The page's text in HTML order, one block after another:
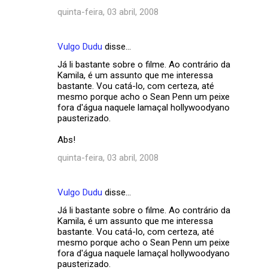
quinta-feira, 03 abril, 2008
Vulgo Dudu disse…
Já li bastante sobre o filme. Ao contrário da
Kamila, é um assunto que me interessa
bastante. Vou catá-lo, com certeza, até
mesmo porque acho o Sean Penn um peixe
fora d'água naquele lamaçal hollywoodyano
pausterizado.
Abs!
quinta-feira, 03 abril, 2008
Vulgo Dudu disse…
Já li bastante sobre o filme. Ao contrário da
Kamila, é um assunto que me interessa
bastante. Vou catá-lo, com certeza, até
mesmo porque acho o Sean Penn um peixe
fora d'água naquele lamaçal hollywoodyano
pausterizado.